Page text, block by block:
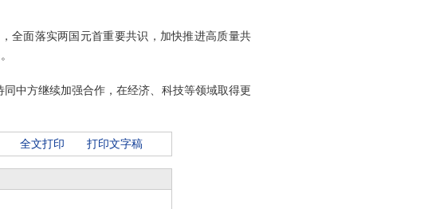
全面落实两国元首重要共识，加快推进高质量共
中方继续加强合作，在经济、科技等领域取得更
全文打印 打印文字稿